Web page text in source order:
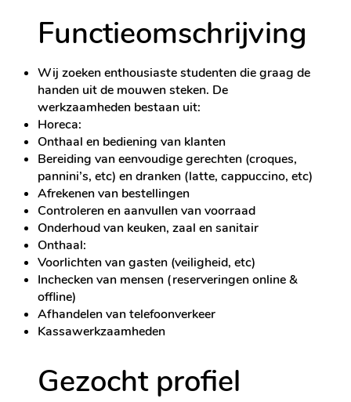
Functieomschrijving
Wij zoeken enthousiaste studenten die graag de
handen uit de mouwen steken. De
werkzaamheden bestaan uit:
Horeca:
Onthaal en bediening van klanten
Bereiding van eenvoudige gerechten (croques,
pannini’s, etc) en dranken (latte, cappuccino, etc)
Afrekenen van bestellingen
Controleren en aanvullen van voorraad
Onderhoud van keuken, zaal en sanitair
Onthaal:
Voorlichten van gasten (veiligheid, etc)
Inchecken van mensen (reserveringen online &
offline)
Afhandelen van telefoonverkeer
Kassawerkzaamheden
Gezocht profiel